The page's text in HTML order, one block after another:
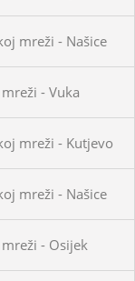
mreži - Našice
- Vuka
mreži - Kutjevo
mreži - Našice
- Osijek